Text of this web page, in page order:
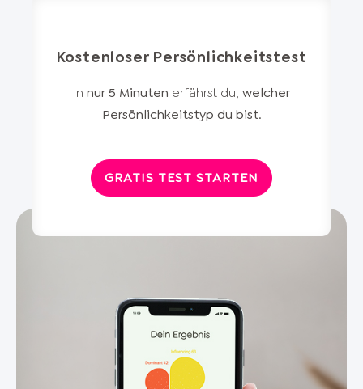
Kostenloser Persönlichkeitstest
In nur 5 Minuten erfährst du, welcher
Persönlichkeitstyp du bist.
GRATIS TEST STARTEN